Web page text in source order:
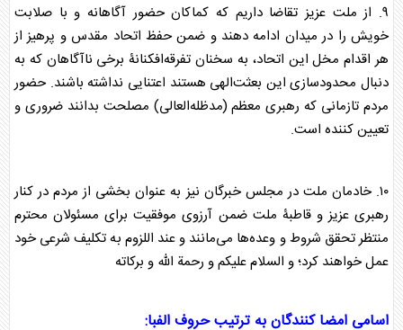
۹. از ملت عزیز تقاضا داریم که کماکان حضور آگاهانه و با صلابت
خویش را در میدان ادامه دهند و ضمن حفظ اتحاد مقدس و پرهیز از
هر اقدام مخل این اتحاد، به سخنان تفرقه‌افکنانۀ برخی ناآگاهان که به
دنبال محدودسازی این بعثت‌الهی هستند اعتنایی نداشته باشند. حضور
مردم تازمانی که رهبری معظم (مدظله‌العالی) مصلحت بدانند ضروری و
تعیین کننده است.
۱۰. خادمان ملت در مجلس خبرگان نیز به عنوان بخشی از مردم در کنار
رهبری عزیز و قاطبۀ ملت ضمن آرزوی موفقیت برای مسئولان محترم
منتظر تحقق شروط و وعده‌ها می‌مانند و عند اللزوم به تکلیف شرعی خود
عمل خواهند کرد؛ و السلام علیکم و رحمة الله و برکاته
اسامی امضا کنندگان به ترتیب حروف الفبا: